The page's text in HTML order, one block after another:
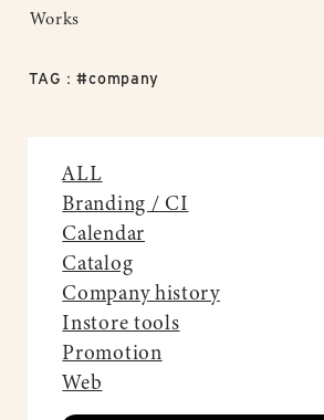
Works
TAG：#company
ALL
Branding / CI
Calendar
Catalog
Company history
Instore tools
Promotion
Web